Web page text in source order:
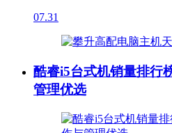
07.31
酷睿i5台式机销量排行
管理优选